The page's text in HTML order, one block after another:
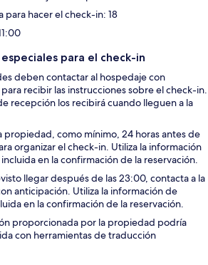
para hacer el check-in: 18
para el check-in
deben contactar al hospedaje con
recibir las instrucciones sobre el check-in.
recepción los recibirá cuando lleguen a la
propiedad, como mínimo, 24 horas antes de
organizar el check-in. Utiliza la información
en la confirmación de la reservación.
llegar después de las 23:00, contacta a la
anticipación. Utiliza la información de
en la confirmación de la reservación.
proporcionada por la propiedad podría
con herramientas de traducción